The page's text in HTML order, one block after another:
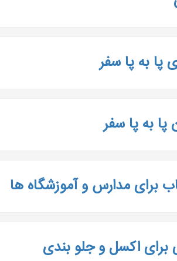
پا به پا سفر
پا به پا سفر
برای مدارس و آموزشگاه ها
برای اکسل و جلو بندی